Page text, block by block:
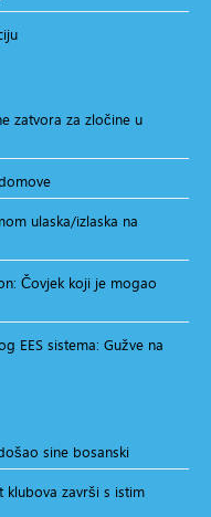
zatvora za zločine u
ulaska/izlaska na
Čovjek koji je mogao
EES sistema: Gužve na
sine bosanski
završi s istim